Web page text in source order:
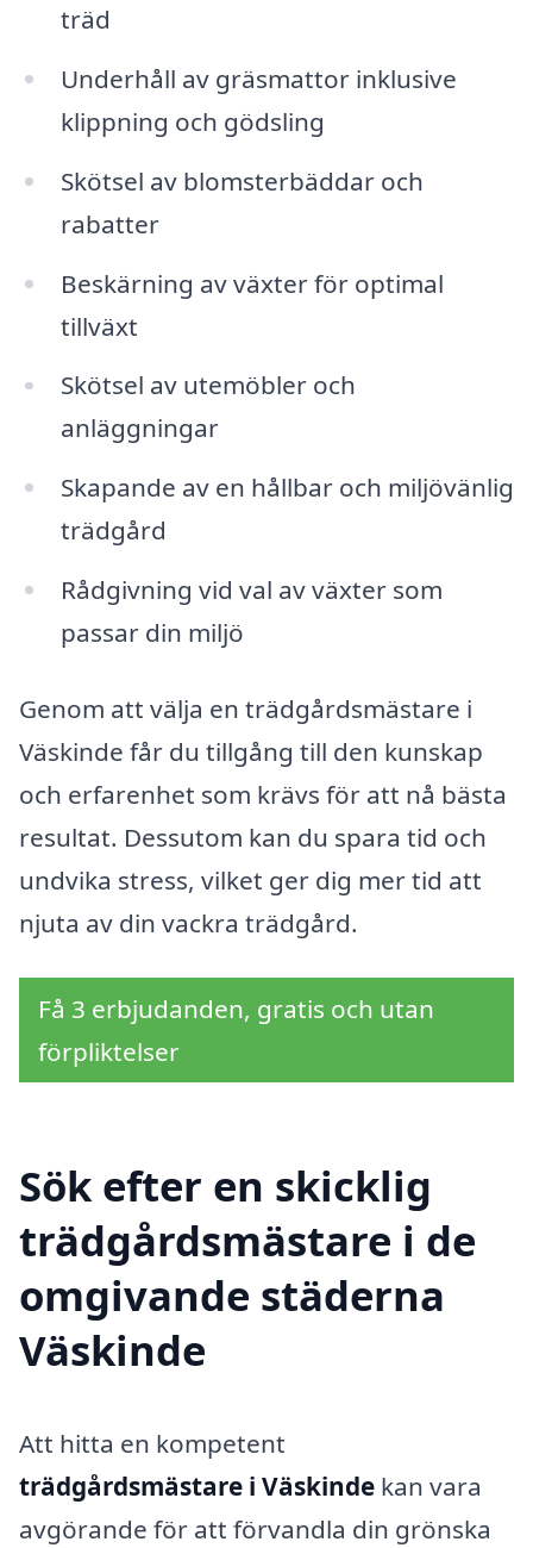
träd
Underhåll av gräsmattor inklusive
klippning och gödsling
Skötsel av blomsterbäddar och
rabatter
Beskärning av växter för optimal
tillväxt
Skötsel av utemöbler och
anläggningar
Skapande av en hållbar och miljövänlig
trädgård
Rådgivning vid val av växter som
passar din miljö
Genom att välja en trädgårdsmästare i
Väskinde får du tillgång till den kunskap
och erfarenhet som krävs för att nå bästa
resultat. Dessutom kan du spara tid och
undvika stress, vilket ger dig mer tid att
njuta av din vackra trädgård.
Få 3 erbjudanden, gratis och utan
förpliktelser
Sök efter en skicklig
trädgårdsmästare i de
omgivande städerna
Väskinde
Att hitta en kompetent
trädgårdsmästare i Väskinde kan vara
avgörande för att förvandla din grönska